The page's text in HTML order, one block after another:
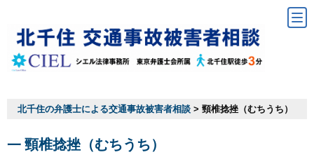
北千住の弁護士による交通事故被害者相談 > 頸椎捻挫（むちうち）
頸椎捻挫（むちうち）